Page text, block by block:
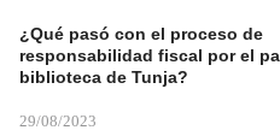
¿Qué pasó con el proceso de
responsabilidad fiscal por el
biblioteca de Tunja?
29/08/2023